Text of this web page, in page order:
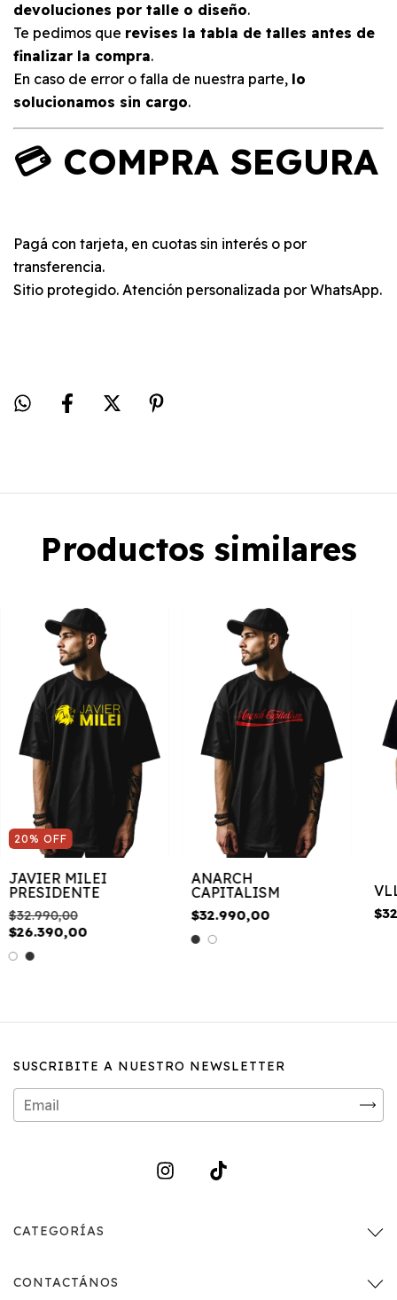
devoluciones por talle o diseño.
Te pedimos que revises la tabla de talles antes de
finalizar la compra.
En caso de error o falla de nuestra parte, lo
solucionamos sin cargo.
💳 COMPRA SEGURA
Pagá con tarjeta, en cuotas sin interés o por
transferencia.
Sitio protegido. Atención personalizada por WhatsApp.
Productos similares
20% OFF
JAVIER MILEI
PRESIDENTE
$32.990,00
$26.390,00
ANARCH
CAPITALISM
$32.990,00
SUSCRIBITE A NUESTRO NEWSLETTER
CATEGORÍAS
CONTACTÁNOS